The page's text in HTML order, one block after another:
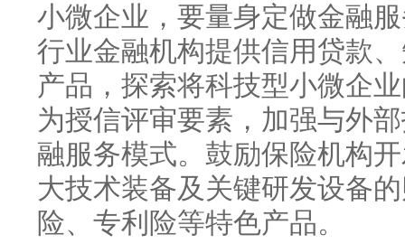
小微企业，要量身定做金融
行业金融机构提供信用贷款
产品，探索将科技型小微企
为授信评审要素，加强与外
融服务模式。鼓励保险机构
大技术装备及关键研发设备
险、专利险等特色产品。